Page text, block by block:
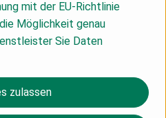
Die Sonett
Insgesamt
mit der EU-Richtlinie
Möglichkeit genau
Sie Daten
zulassen